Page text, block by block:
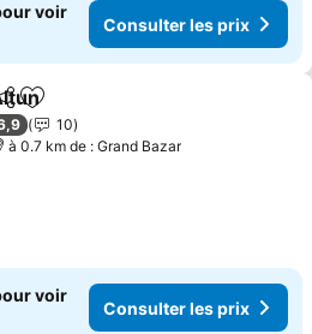
voir
Consulter les prix
Ajouter à mes favoris
10
à 0.7 km de : Grand Bazar
voir
Consulter les prix